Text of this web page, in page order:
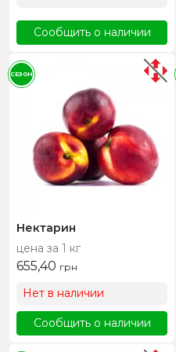
Сообщить о наличии
Нектарин
цена за 1 кг
655,40 грн
Нет в наличии
Сообщить о наличии
СЕЗОН